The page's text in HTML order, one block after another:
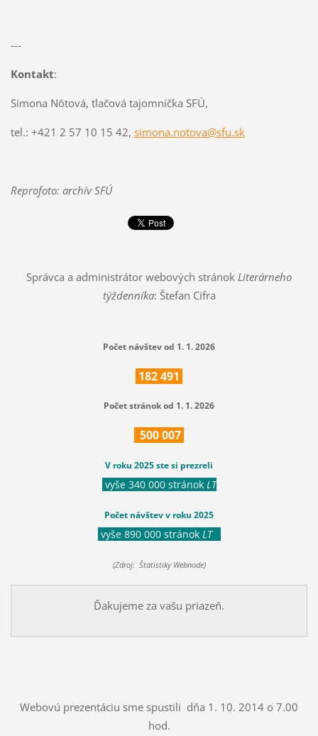
---
Kontakt:
Simona Nôtová, tlačová tajomníčka SFÚ,
tel.: +421 2 57 10 15 42, simona.notova@sfu.sk
Reprofoto: archív SFÚ
Správca a administrátor webových stránok Literárneho
týždenníka: Štefan Cifra
Počet návštev od 1. 1. 2026
182491
Počet stránok od 1. 1. 2026
500007
V roku 2025 ste si prezreli
vyše 340 000 stránok LT
Počet návštev v roku 2025
vyše 890 000 stránok LT
(Zdroj: Štatistiky Webnode)
Ďakujeme za vašu priazeň.
Webovú prezentáciu sme spustili dňa 1. 10. 2014 o 7.00
hod.